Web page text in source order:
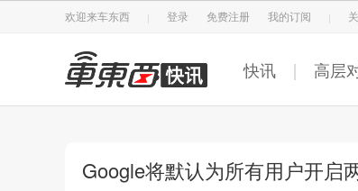
欢迎来车东西 登录 免费注册 我的订阅
智东西 车东西 芯东西
快讯 高层
Google将默认为所有用户开启